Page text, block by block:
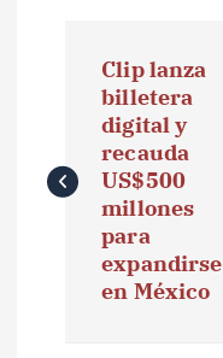
e
Clip lanza
billetera
digital y
recauda
US$500
millones
para
expandirse
en México